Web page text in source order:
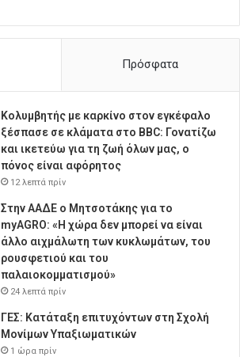
Πρόσφατα
Κολυμβητής με καρκίνο στον εγκέφαλο
ξέσπασε σε κλάματα στο BBC: Γονατίζω
και ικετεύω για τη ζωή όλων μας, ο
πόνος είναι αφόρητος
12 λεπτά πρίν
Στην ΑΑΔΕ ο Μητσοτάκης για το
myAGRO: «Η χώρα δεν μπορεί να είναι
άλλο αιχμάλωτη των κυκλωμάτων, του
ρουσφετιού και του
παλαιοκομματισμού»
24 λεπτά πρίν
ΓΕΣ: Κατάταξη επιτυχόντων στη Σχολή
Μονίμων Υπαξιωματικών
1 ώρα πρίν